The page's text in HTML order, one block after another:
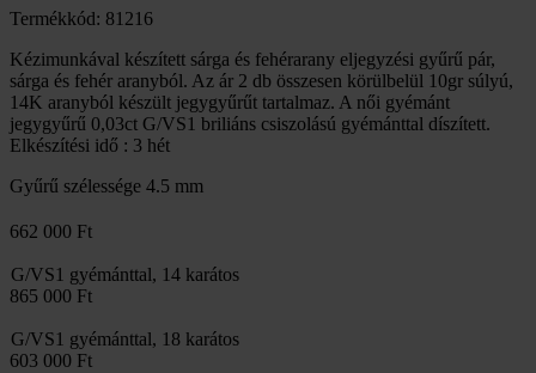
Termékkód: 81216
Kézimunkával készített sárga és fehérarany eljegyzési gyűrű pár,
sárga és fehér aranyból. Az ár 2 db összesen körülbelül 10gr súlyú,
14K aranyból készült jegygyűrűt tartalmaz. A női gyémánt
jegygyűrű 0,03ct G/VS1 briliáns csiszolású gyémánttal díszített.
Elkészítési idő : 3 hét
Gyűrű szélessége 4.5 mm
662 000 Ft
G/VS1 gyémánttal, 14 karátos
865 000 Ft
G/VS1 gyémánttal, 18 karátos
603 000 Ft